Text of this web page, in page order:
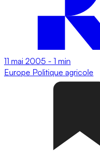
11 mai 2005 - 1 min
Europe Politique agricole